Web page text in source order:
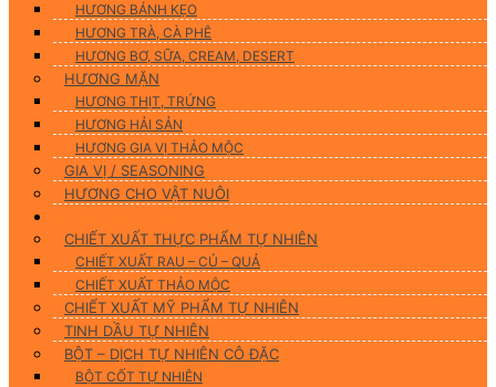
HƯƠNG BÁNH KẸO
HƯƠNG TRÀ, CÀ PHÊ
HƯƠNG BƠ, SỮA, CREAM, DESERT
HƯƠNG MẶN
HƯƠNG THỊT, TRỨNG
HƯƠNG HẢI SẢN
HƯƠNG GIA VỊ THẢO MỘC
GIA VỊ / SEASONING
HƯƠNG CHO VẬT NUÔI
CHIẾT XUẤT THỰC PHẨM TỰ NHIÊN
CHIẾT XUẤT RAU – CỦ – QUẢ
CHIẾT XUẤT THẢO MỘC
CHIẾT XUẤT MỸ PHẨM TỰ NHIÊN
TINH DẦU TỰ NHIÊN
BỘT – DỊCH TỰ NHIÊN CÔ ĐẶC
BỘT CỐT TỰ NHIÊN